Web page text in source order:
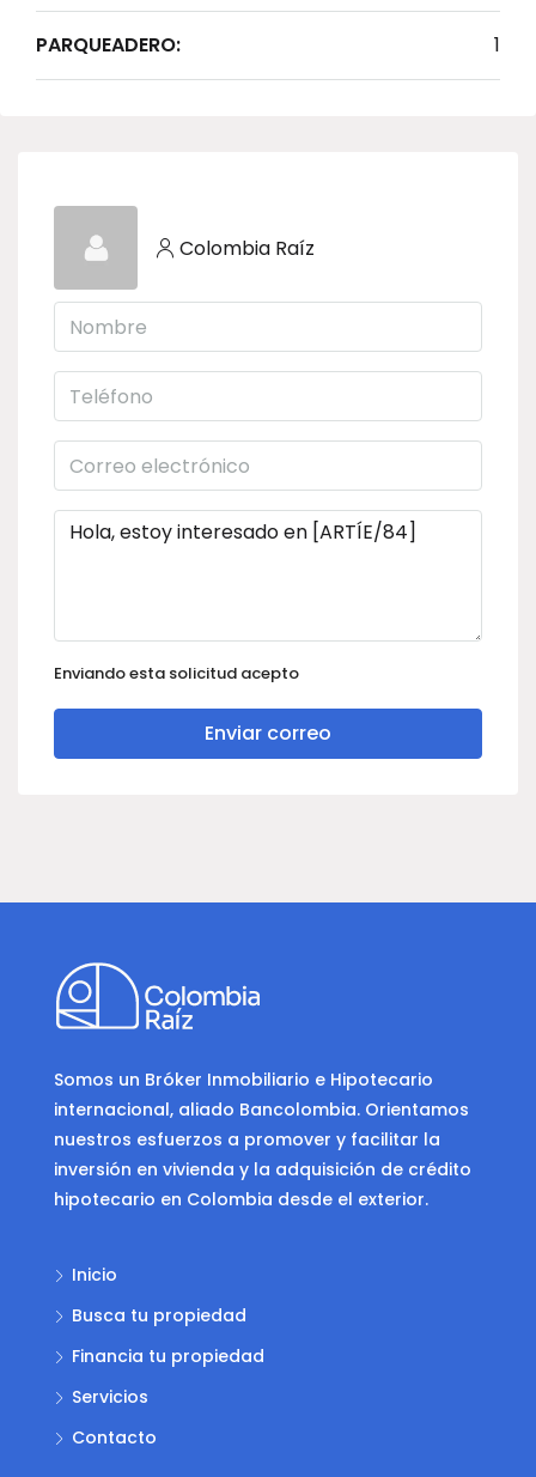
PARQUEADERO: 1
Colombia Raíz
Enviando esta solicitud acepto
Enviar correo
Somos un Bróker Inmobiliario e Hipotecario
internacional, aliado Bancolombia. Orientamos
nuestros esfuerzos a promover y facilitar la
inversión en vivienda y la adquisición de crédito
hipotecario en Colombia desde el exterior.
Inicio
Busca tu propiedad
Financia tu propiedad
Servicios
Contacto